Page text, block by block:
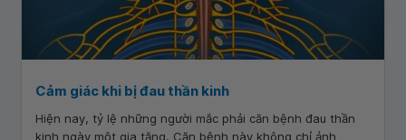
Cảm giác khi bị đau thần kinh
Hiện nay, tỷ lệ những người mắc phải căn bệnh đau thần
kinh ngày một gia tăng. Căn bệnh này không chỉ ảnh